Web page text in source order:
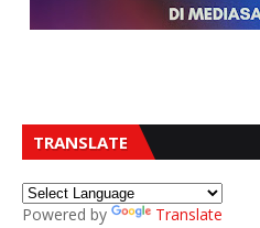
TRANSLATE
Powered by Translate